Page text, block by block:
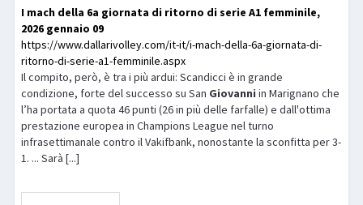
I mach della 6a giornata di ritorno di serie A1 femminile,
2026 gennaio 09
https://www.dallarivolley.com/it-it/i-mach-della-6a-giornata-di-
ritorno-di-serie-a1-femminile.aspx
Il compito, però, è tra i più ardui: Scandicci è in grande
condizione, forte del successo su San Giovanni in Marignano che
l’ha portata a quota 46 punti (26 in più delle farfalle) e dall'ottima
prestazione europea in Champions League nel turno
infrasettimanale contro il Vakifbank, nonostante la sconfitta per 3-
1. ... Sarà [...]